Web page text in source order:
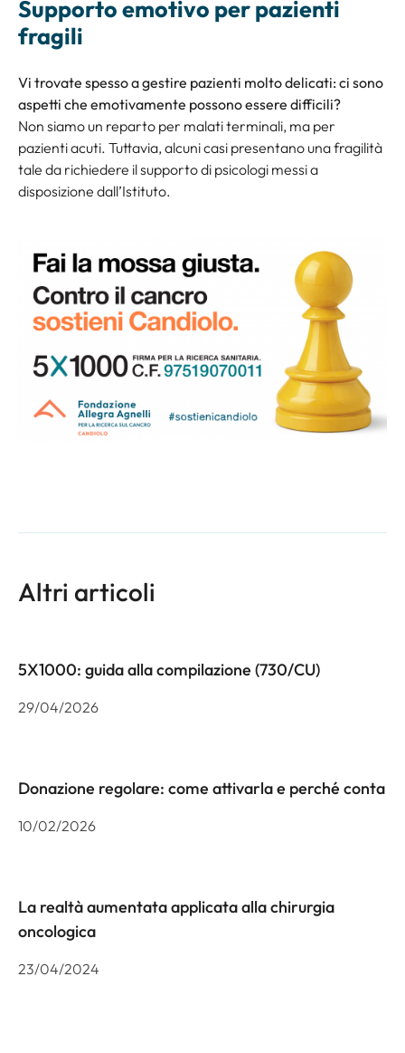
Supporto emotivo per pazienti
fragili
Vi trovate spesso a gestire pazienti molto delicati: ci sono
aspetti che emotivamente possono essere difficili?
Non siamo un reparto per malati terminali, ma per
pazienti acuti. Tuttavia, alcuni casi presentano una fragilità
tale da richiedere il supporto di psicologi messi a
disposizione dall’Istituto.
Altri articoli
5X1000: guida alla compilazione (730/CU)
29/04/2026
Donazione regolare: come attivarla e perché conta
10/02/2026
La realtà aumentata applicata alla chirurgia
oncologica
23/04/2024